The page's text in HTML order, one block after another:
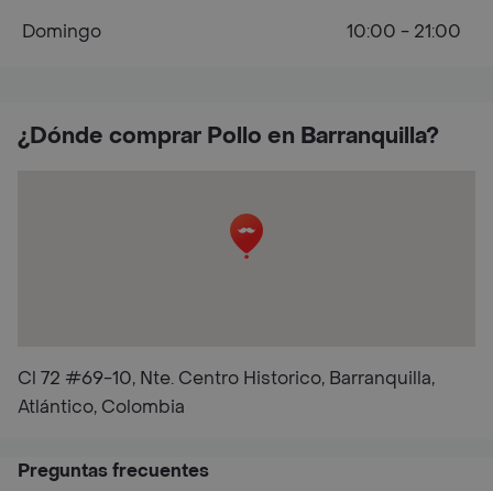
¿Dónde comprar Pollo en Barranquilla?
Cl 72 #69-10, Nte. Centro Historico, Barranquilla,
Atlántico, Colombia
Domingo
10:00 - 21:00
Preguntas frecuentes